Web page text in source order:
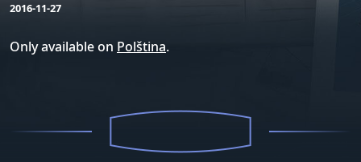
2016-11-27
Only available on Polština.